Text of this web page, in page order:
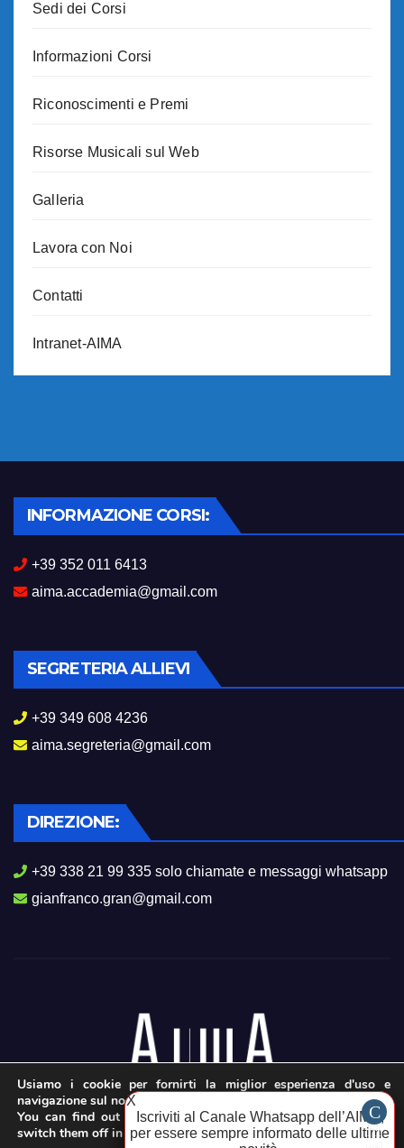
Sedi dei Corsi
Informazioni Corsi
Riconoscimenti e Premi
Risorse Musicali sul Web
Galleria
Lavora con Noi
Contatti
Intranet-AIMA
INFORMAZIONE CORSI:
+39 352 011 6413
aima.accademia@gmail.com
SEGRETERIA ALLIEVI
+39 349 608 4236
aima.segreteria@gmail.com
DIREZIONE:
+39 338 21 99 335 solo chiamate e messaggi whatsapp
gianfranco.gran@gmail.com
X
Iscriviti al Canale Whatsapp dell’AIMA,
per essere sempre informato delle ultime
Usiamo i cookie per fornirti la miglior esperienza d'uso e
navigazione sul nostro sito web.
You can find out more about which cookies we are using or
switch them off in settings.